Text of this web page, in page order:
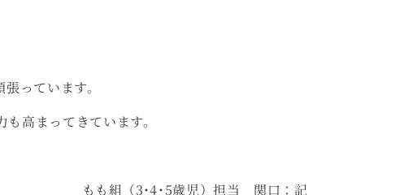
っています。
高まってきています。
もも組（3･4･5歳児）担当 関口：記